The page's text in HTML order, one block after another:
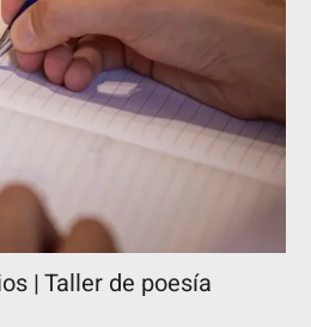
| Taller de poesía
al 26 de Enero de 2027